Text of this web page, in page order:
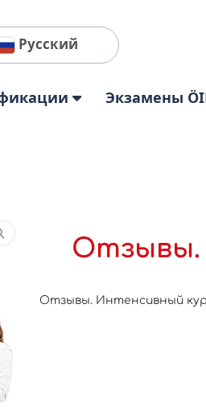
Русский
Экзамены
Отзывы.
Отзывы. Интенсивный